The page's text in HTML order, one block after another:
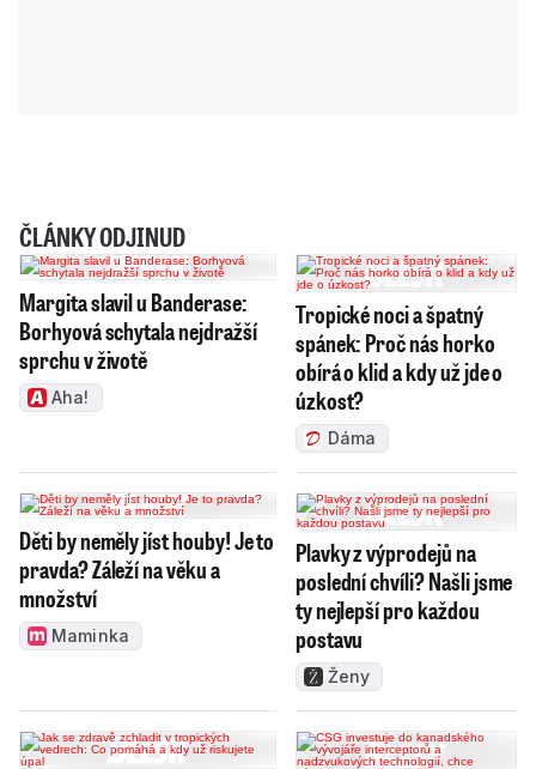
ČLÁNKY ODJINUD
Margita slavil u Banderase:
Borhyová schytala nejdražší
sprchu v životě
Aha!
Tropické noci a špatný
spánek: Proč nás horko
obírá o klid a kdy už jde o
úzkost?
Dáma
Děti by neměly jíst houby! Je to
pravda? Záleží na věku a
množství
Maminka
Plavky z výprodejů na
poslední chvíli? Našli jsme
ty nejlepší pro každou
postavu
Ženy